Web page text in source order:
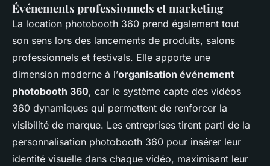
Événements professionnels et marketing
La location photobooth 360 prend également tout
son sens lors des lancements de produits, salons
professionnels et festivals. Elle apporte une
dimension moderne à l’organisation événement
photobooth 360, car le système capte des vidéos
360 dynamiques qui permettent de renforcer la
visibilité de marque. Les entreprises tirent parti de la
personnalisation photobooth 360 pour insérer leur
identité visuelle dans chaque vidéo, maximisant leur